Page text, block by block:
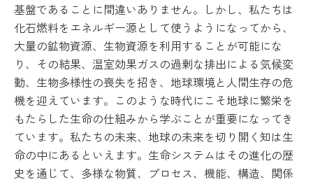
基盤であることに間違いありません。しかし、私たちは
化石燃料をエネルギー源として使うようになってから、
大量の鉱物資源、生物資源を利用することが可能にな
り、その結果、温室効果ガスの過剰な排出による気候変
動、生物多様性の喪失を招き、地球環境と人間生存の危
機を迎えています。このような時代にこそ地球に繁栄を
もたらした生命の仕組みから学ぶことが重要になってき
ています。私たちの未来、地球の未来を切り開く知は生
命の中にあるといえます。生命システムはその進化の歴
史を通じて、多様な物質、プロセス、機能、構造、関係